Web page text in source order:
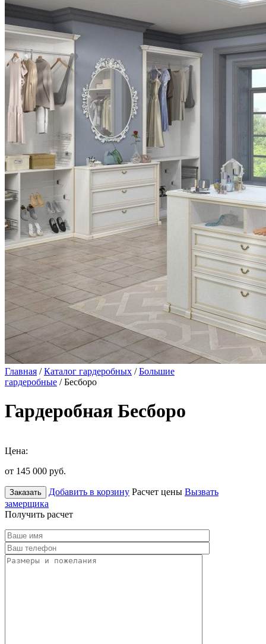
Главная /Каталог гардеробных /Большие
гардеробные / Бесборо
Гардеробная Бесборо
Цена:
от 145 000 руб.
Заказать Добавить в корзину Расчет цены Вызвать
замерщика
Получить расчет